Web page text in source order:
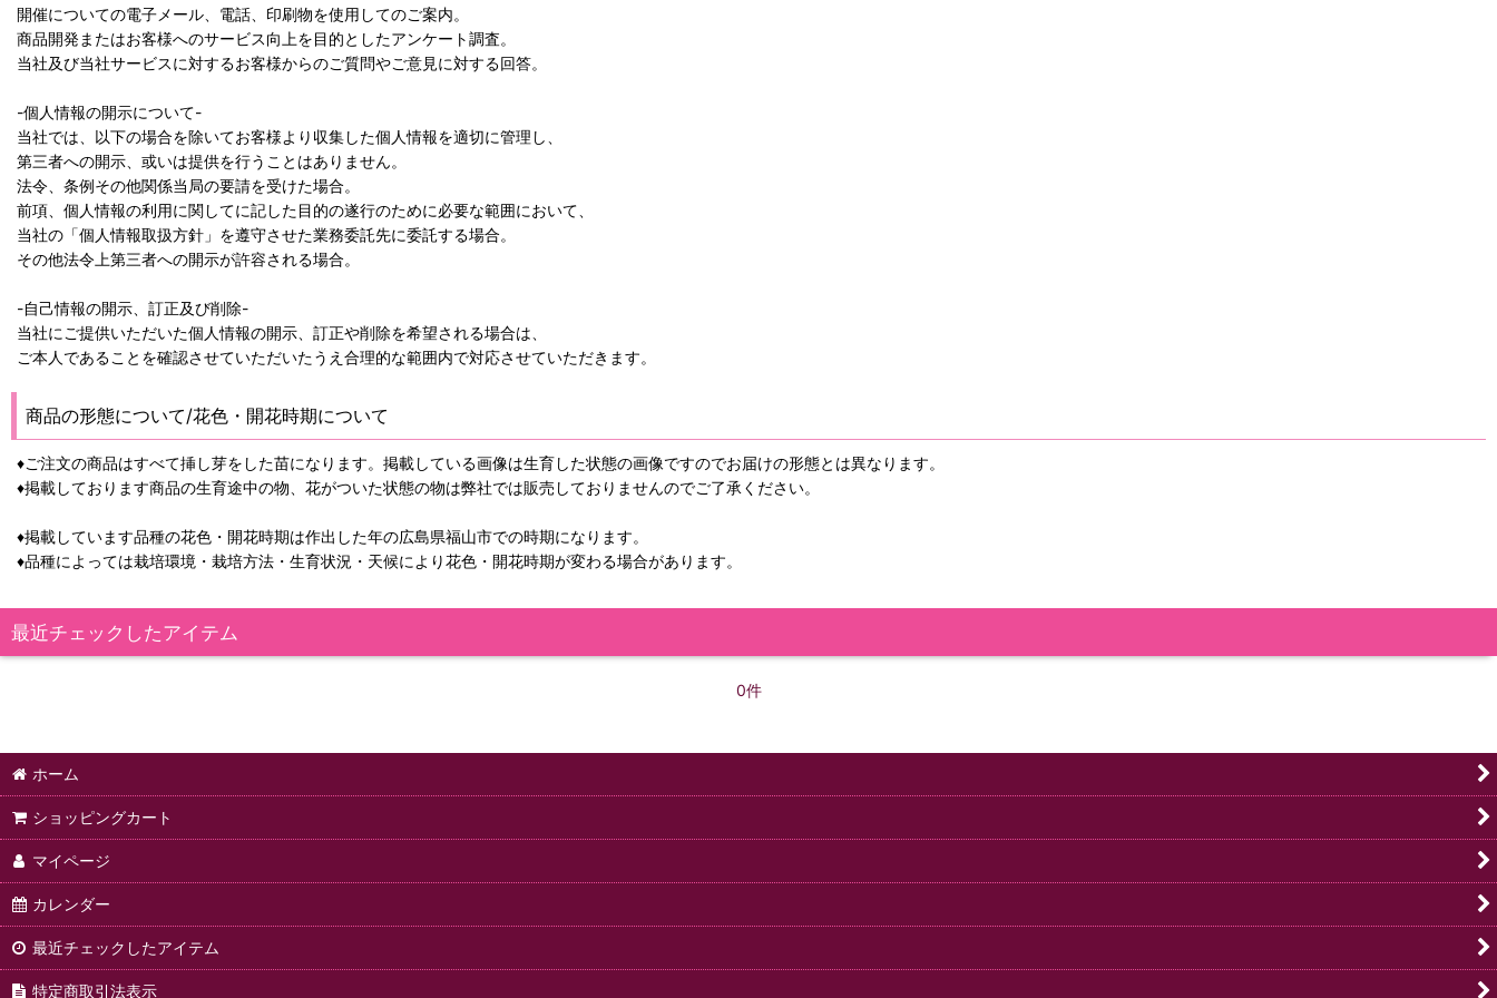
開催についての電子メール、電話、印刷物を使用してのご案内。
商品開発またはお客様へのサービス向上を目的としたアンケート調査。
当社及び当社サービスに対するお客様からのご質問やご意見に対する回答。
-個人情報の開示について-
当社では、以下の場合を除いてお客様より収集した個人情報を適切に管理し、
第三者への開示、或いは提供を行うことはありません。
法令、条例その他関係当局の要請を受けた場合。
前項、個人情報の利用に関してに記した目的の遂行のために必要な範囲において、
当社の「個人情報取扱方針」を遵守させた業務委託先に委託する場合。
その他法令上第三者への開示が許容される場合。
-自己情報の開示、訂正及び削除-
当社にご提供いただいた個人情報の開示、訂正や削除を希望される場合は、
ご本人であることを確認させていただいたうえ合理的な範囲内で対応させていただきます。
商品の形態について/花色・開花時期について
♦ご注文の商品はすべて挿し芽をした苗になります。掲載している画像は生育した状態の画像ですのでお届けの形態とは異なります。
♦掲載しております商品の生育途中の物、花がついた状態の物は弊社では販売しておりませんのでご了承ください。
♦掲載しています品種の花色・開花時期は作出した年の広島県福山市での時期になります。
♦品種によっては栽培環境・栽培方法・生育状況・天候により花色・開花時期が変わる場合があります。
最近チェックしたアイテム
0件
ホーム
ショッピングカート
マイページ
カレンダー
最近チェックしたアイテム
特定商取引法表示